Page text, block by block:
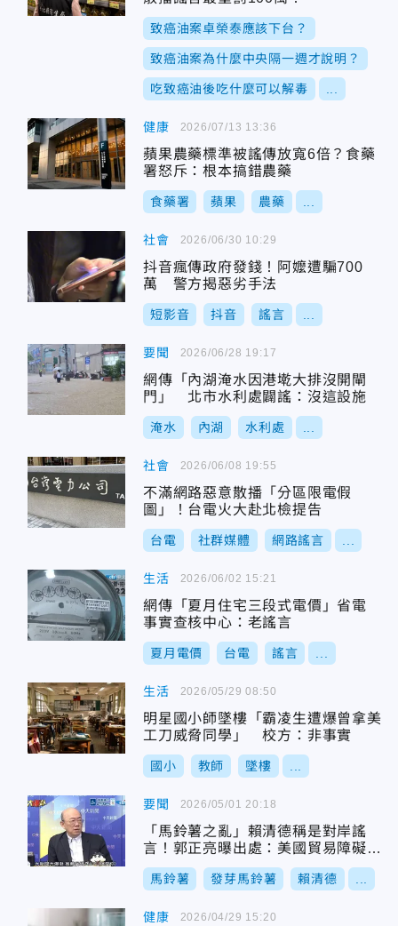
致癌油案卓榮泰應該下台？
致癌油案為什麼中央隔一週才說明？
吃致癌油後吃什麼可以解毒
健康
蘋果農藥標準被謠傳放寬6倍？食藥
署怒斥：根本搞錯農藥
食藥署 蘋果 農藥
2026/07/13 13:36
社會
抖音瘋傳政府發錢！阿嬤遭騙700
萬 警方揭惡劣手法
短影音 抖音 謠言
2026/06/30 10:29
要聞
網傳「內湖淹水因港墘大排沒開閘
門」 北市水利處闢謠：沒這設施
淹水 內湖 水利處
2026/06/28 19:17
社會
不滿網路惡意散播「分區限電假
圖」！台電火大赴北檢提告
台電 社群媒體 網路謠言
2026/06/08 19:55
生活
網傳「夏月住宅三段式電價」省電
事實查核中心：老謠言
夏月電價 台電 謠言
2026/06/02 15:21
生活
明星國小師墜樓「霸凌生遭爆曾拿美
工刀威脅同學」 校方：非事實
國小 教師 墜樓
2026/05/29 08:50
要聞
「馬鈴薯之亂」賴清德稱是對岸謠
言！郭正亮曝出處：美國貿易障礙報
告
馬鈴薯 發芽馬鈴薯 賴清德
2026/05/01 20:18
健康 2026/04/29 15:20